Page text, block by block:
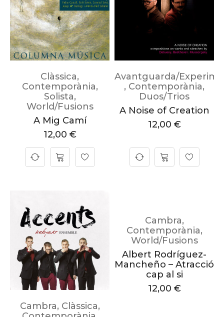
Clàssica,
Contemporània,
Solista,
World/Fusions
A Mig Camí
12,00 €
Avantguarda/
, Contemporània,
Duos/Trios
A Noise of Creation
12,00 €
Cambra, Clàssica,
Cambra,
Contemporània,
World/Fusions
Albert Rodríguez-
Mancheño – Atracció
cap al si
12,00 €